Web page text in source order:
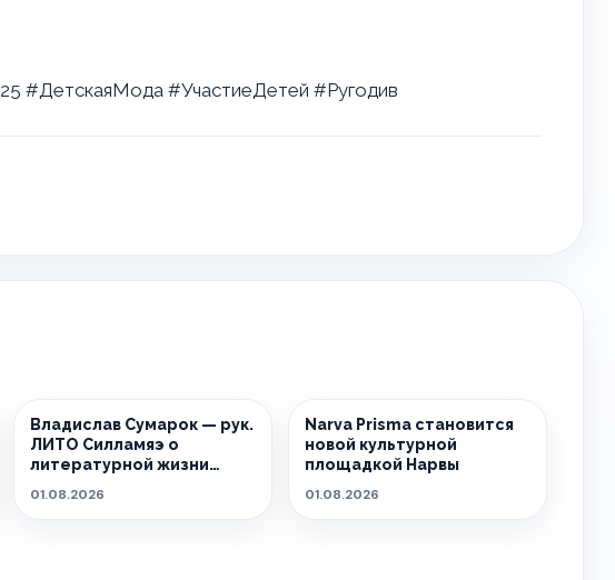
#ДетскаяМода #УчастиеДетей #Ругодив
Владислав Сумарок — рук.
ЛИТО Силламяэ о
литературной жизни
01.08.2026
Narva Prisma становится
новой культурной
площадкой Нарвы
01.08.2026